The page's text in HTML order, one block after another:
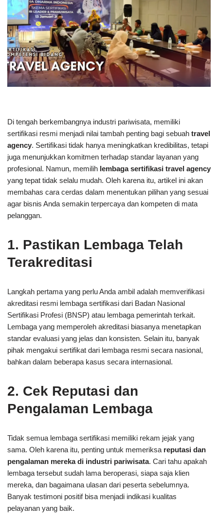
Di tengah berkembangnya industri pariwisata, memiliki
sertifikasi resmi menjadi nilai tambah penting bagi sebuah travel
agency. Sertifikasi tidak hanya meningkatkan kredibilitas, tetapi
juga menunjukkan komitmen terhadap standar layanan yang
profesional. Namun, memilih lembaga sertifikasi travel agency
yang tepat tidak selalu mudah. Oleh karena itu, artikel ini akan
membahas cara cerdas dalam menentukan pilihan yang sesuai
agar bisnis Anda semakin terpercaya dan kompeten di mata
pelanggan.
1. Pastikan Lembaga Telah
Terakreditasi
Langkah pertama yang perlu Anda ambil adalah memverifikasi
akreditasi resmi lembaga sertifikasi dari Badan Nasional
Sertifikasi Profesi (BNSP) atau lembaga pemerintah terkait.
Lembaga yang memperoleh akreditasi biasanya menetapkan
standar evaluasi yang jelas dan konsisten. Selain itu, banyak
pihak mengakui sertifikat dari lembaga resmi secara nasional,
bahkan dalam beberapa kasus secara internasional.
2. Cek Reputasi dan
Pengalaman Lembaga
Tidak semua lembaga sertifikasi memiliki rekam jejak yang
sama. Oleh karena itu, penting untuk memeriksa reputasi dan
pengalaman mereka di industri pariwisata. Cari tahu apakah
lembaga tersebut sudah lama beroperasi, siapa saja klien
mereka, dan bagaimana ulasan dari peserta sebelumnya.
Banyak testimoni positif bisa menjadi indikasi kualitas
pelayanan yang baik.